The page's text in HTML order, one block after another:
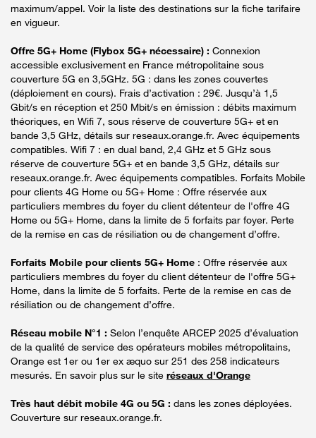
maximum/appel. Voir la liste des destinations sur la fiche tarifaire
en vigueur.
Offre 5G+ Home (Flybox 5G+ nécessaire) : Connexion
accessible exclusivement en France métropolitaine sous
couverture 5G en 3,5GHz. 5G : dans les zones couvertes
(déploiement en cours). Frais d’activation : 29€. Jusqu’à 1,5
Gbit/s en réception et 250 Mbit/s en émission : débits maximum
théoriques, en Wifi 7, sous réserve de couverture 5G+ et en
bande 3,5 GHz, détails sur reseaux.orange.fr. Avec équipements
compatibles. Wifi 7 : en dual band, 2,4 GHz et 5 GHz sous
réserve de couverture 5G+ et en bande 3,5 GHz, détails sur
reseaux.orange.fr. Avec équipements compatibles. Forfaits Mobile
pour clients 4G Home ou 5G+ Home : Offre réservée aux
particuliers membres du foyer du client détenteur de l'offre 4G
Home ou 5G+ Home, dans la limite de 5 forfaits par foyer. Perte
de la remise en cas de résiliation ou de changement d’offre.
Forfaits Mobile pour clients 5G+ Home : Offre réservée aux
particuliers membres du foyer du client détenteur de l'offre 5G+
Home, dans la limite de 5 forfaits. Perte de la remise en cas de
résiliation ou de changement d’offre.
Réseau mobile N°1 : Selon l’enquête ARCEP 2025 d’évaluation
de la qualité de service des opérateurs mobiles métropolitains,
Orange est 1er ou 1er ex æquo sur 251 des 258 indicateurs
mesurés. En savoir plus sur le site réseaux d'Orange
Très haut débit mobile 4G ou 5G : dans les zones déployées.
Couverture sur reseaux.orange.fr.